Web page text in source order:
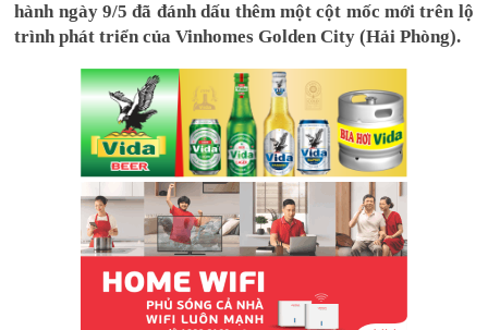
hành ngày 9/5 đã đánh dấu thêm một cột mốc mới trên lộ
trình phát triển của Vinhomes Golden City (Hải Phòng).